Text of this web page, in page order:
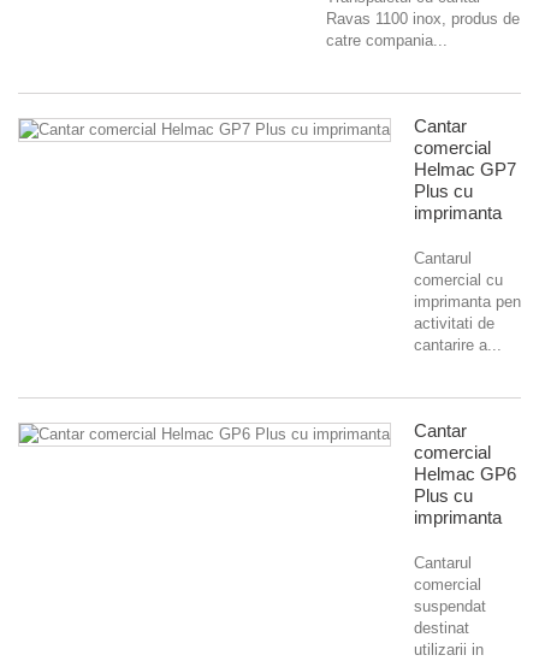
Ravas 1100 inox, produs de
catre compania...
Cantar
comercial
Helmac GP7
Plus cu
imprimanta
Cantarul
comercial cu
imprimanta pentru
activitati de
cantarire a...
Cantar
comercial
Helmac GP6
Plus cu
imprimanta
Cantarul
comercial
suspendat
destinat
utilizarii in